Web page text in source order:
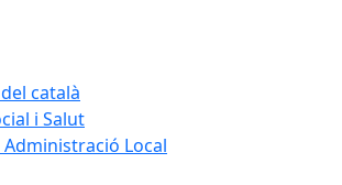
català
i Salut
Local